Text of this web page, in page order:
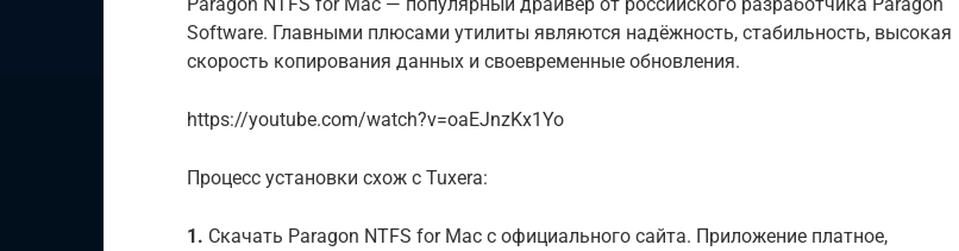
Software. Главными плюсами утилиты являются надёжность, стабильность, высокая
скорость копирования данных и своевременные обновления.
https://youtube.com/watch?v=oaEJnzKx1Yo
Процесс установки схож с Tuxera:
1. Скачать Paragon NTFS for Mac с официального сайта. Приложение платное,